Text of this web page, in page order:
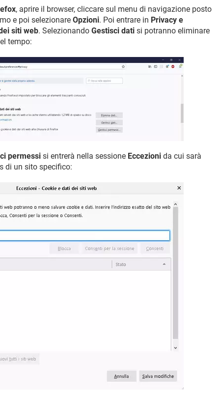
, aprire il browser, cliccare sul menu di navigazione posto
e poi selezionare Opzioni. Poi entrare in Privacy e
siti web. Selezionando Gestisci dati si potranno eliminare
tempo:
permessi si entrerà nella sessione Eccezioni da cui sarà
di un sito specifico: